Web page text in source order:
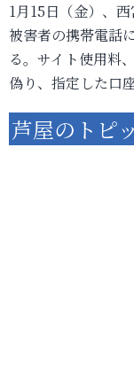
1月15日（金）、
被害者の携帯電話
る。サイト使用料
偽り、指定した口
芦屋のトピ